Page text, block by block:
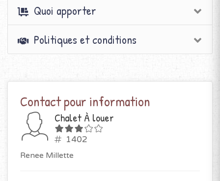
Quoi apporter
Politiques et conditions
Contact pour information
Chalet À louer
1402
Renee Millette